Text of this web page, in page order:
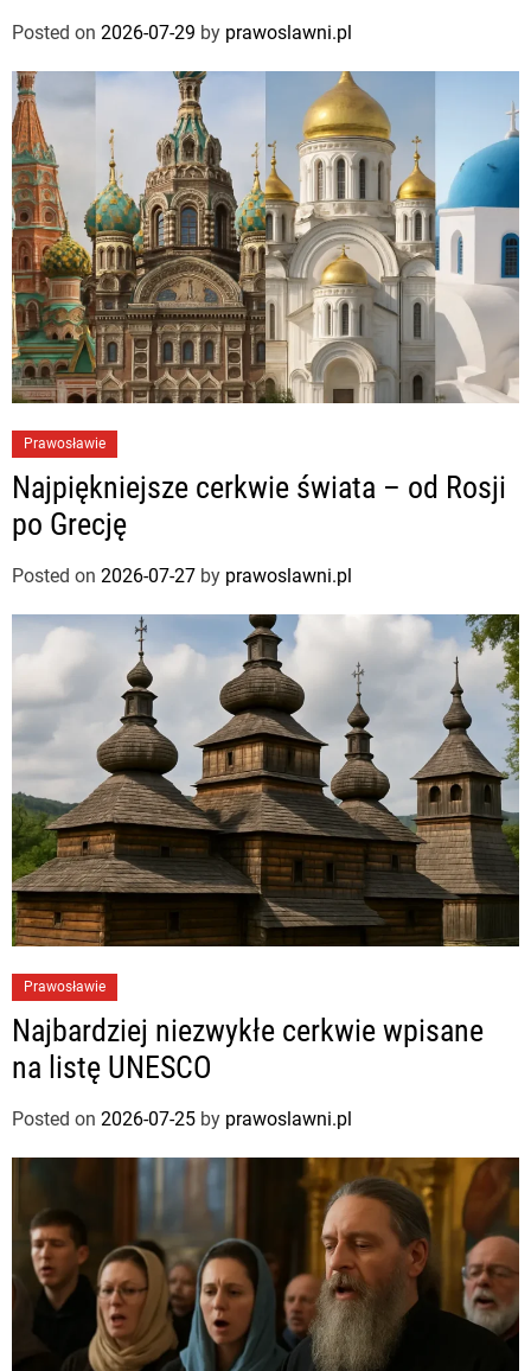
Posted on 2026-07-29 by prawoslawni.pl
Prawosławie
Najpiękniejsze cerkwie świata – od Rosji
po Grecję
Posted on 2026-07-27 by prawoslawni.pl
Prawosławie
Najbardziej niezwykłe cerkwie wpisane
na listę UNESCO
Posted on 2026-07-25 by prawoslawni.pl